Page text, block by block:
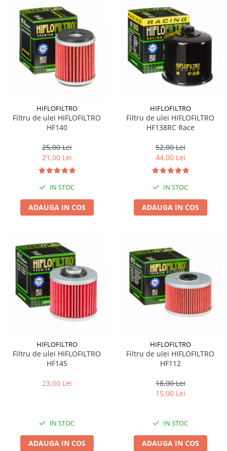
HIFLOFILTRO
Filtru de ulei HIFLOFILTRO
HF140
25,00 Lei
21,00 Lei
IN STOC
ADAUGA IN COS
HIFLOFILTRO
Filtru de ulei HIFLOFILTRO
HF138RC Race
52,00 Lei
44,00 Lei
IN STOC
ADAUGA IN COS
HIFLOFILTRO
Filtru de ulei HIFLOFILTRO
HF145
23,00 Lei
IN STOC
ADAUGA IN COS
HIFLOFILTRO
Filtru de ulei HIFLOFILTRO
HF112
18,00 Lei
15,00 Lei
IN STOC
ADAUGA IN COS